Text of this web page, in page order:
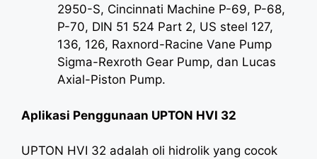
2950-S, Cincinnati Machine P-69, P-68,
P-70, DIN 51 524 Part 2, US steel 127,
136, 126, Raxnord-Racine Vane Pump
Sigma-Rexroth Gear Pump, dan Lucas
Axial-Piston Pump.
Aplikasi Penggunaan UPTON HVI 32
UPTON HVI 32 adalah oli hidrolik yang cocok